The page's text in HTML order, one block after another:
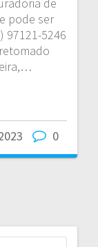
pode ser
97121-5246
0